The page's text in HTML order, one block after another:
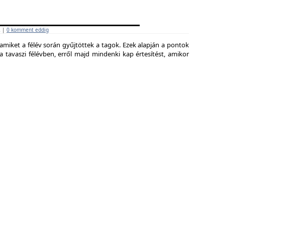
| 0 komment eddig
a félév során gyűjtöttek a tagok. Ezek alapján a pontok
tavaszi félévben, erről majd mindenki kap értesítést, amikor